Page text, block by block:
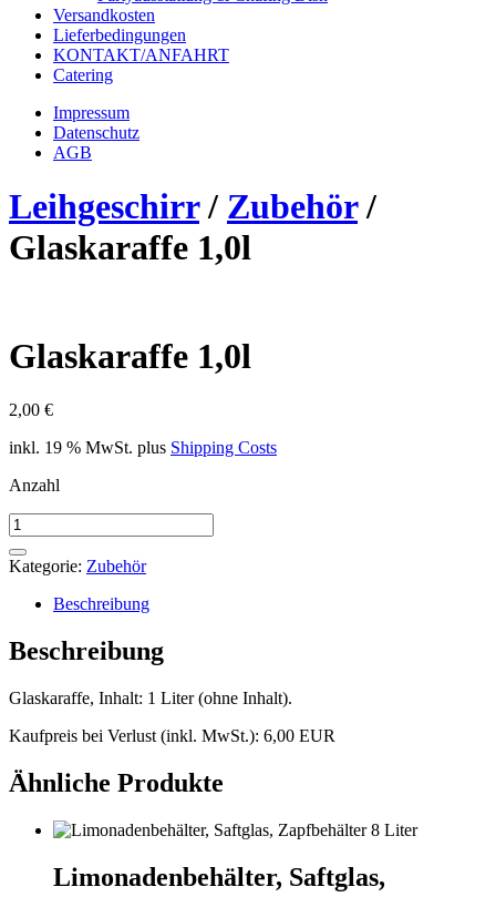
Versandkosten
Lieferbedingungen
KONTAKT/ANFAHRT
Catering
Impressum
Datenschutz
AGB
Leihgeschirr / Zubehör /
Glaskaraffe 1,0l
Glaskaraffe 1,0l
2,00 €
inkl. 19 % MwSt. plus Shipping Costs
Anzahl
Glaskaraffe
1,0l
Menge
Kategorie: Zubehör
Beschreibung
Beschreibung
Glaskaraffe, Inhalt: 1 Liter (ohne Inhalt).
Kaufpreis bei Verlust (inkl. MwSt.): 6,00 EUR
Ähnliche Produkte
Limonadenbehälter, Saftglas,